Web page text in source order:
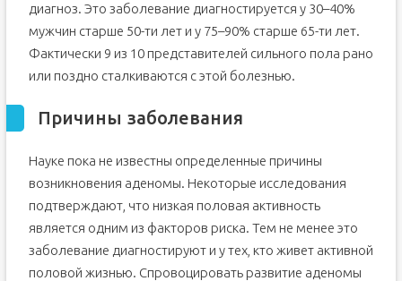
диагноз. Это заболевание диагностируется у 30–40%
мужчин старше 50-ти лет и у 75–90% старше 65-ти лет.
Фактически 9 из 10 представителей сильного пола рано
или поздно сталкиваются с этой болезнью.
Причины заболевания
Науке пока не известны определенные причины
возникновения аденомы. Некоторые исследования
подтверждают, что низкая половая активность
является одним из факторов риска. Тем не менее это
заболевание диагностируют и у тех, кто живет активной
половой жизнью. Спровоцировать развитие аденомы